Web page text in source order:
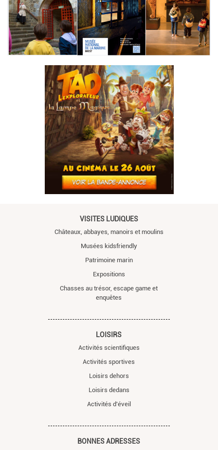
VISITES LUDIQUES
Châteaux, abbayes, manoirs et moulins
Musées kidsfriendly
Patrimoine marin
Expositions
Chasses au trésor, escape game et
enquêtes
LOISIRS
Activités scientifiques
Activités sportives
Loisirs dehors
Loisirs dedans
Activités d'éveil
BONNES ADRESSES